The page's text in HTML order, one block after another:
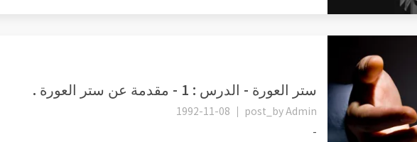
ستر العورة - الدرس : 1 - مقدمة عن ستر العورة .
post_byAdmin
1992-11-08
-